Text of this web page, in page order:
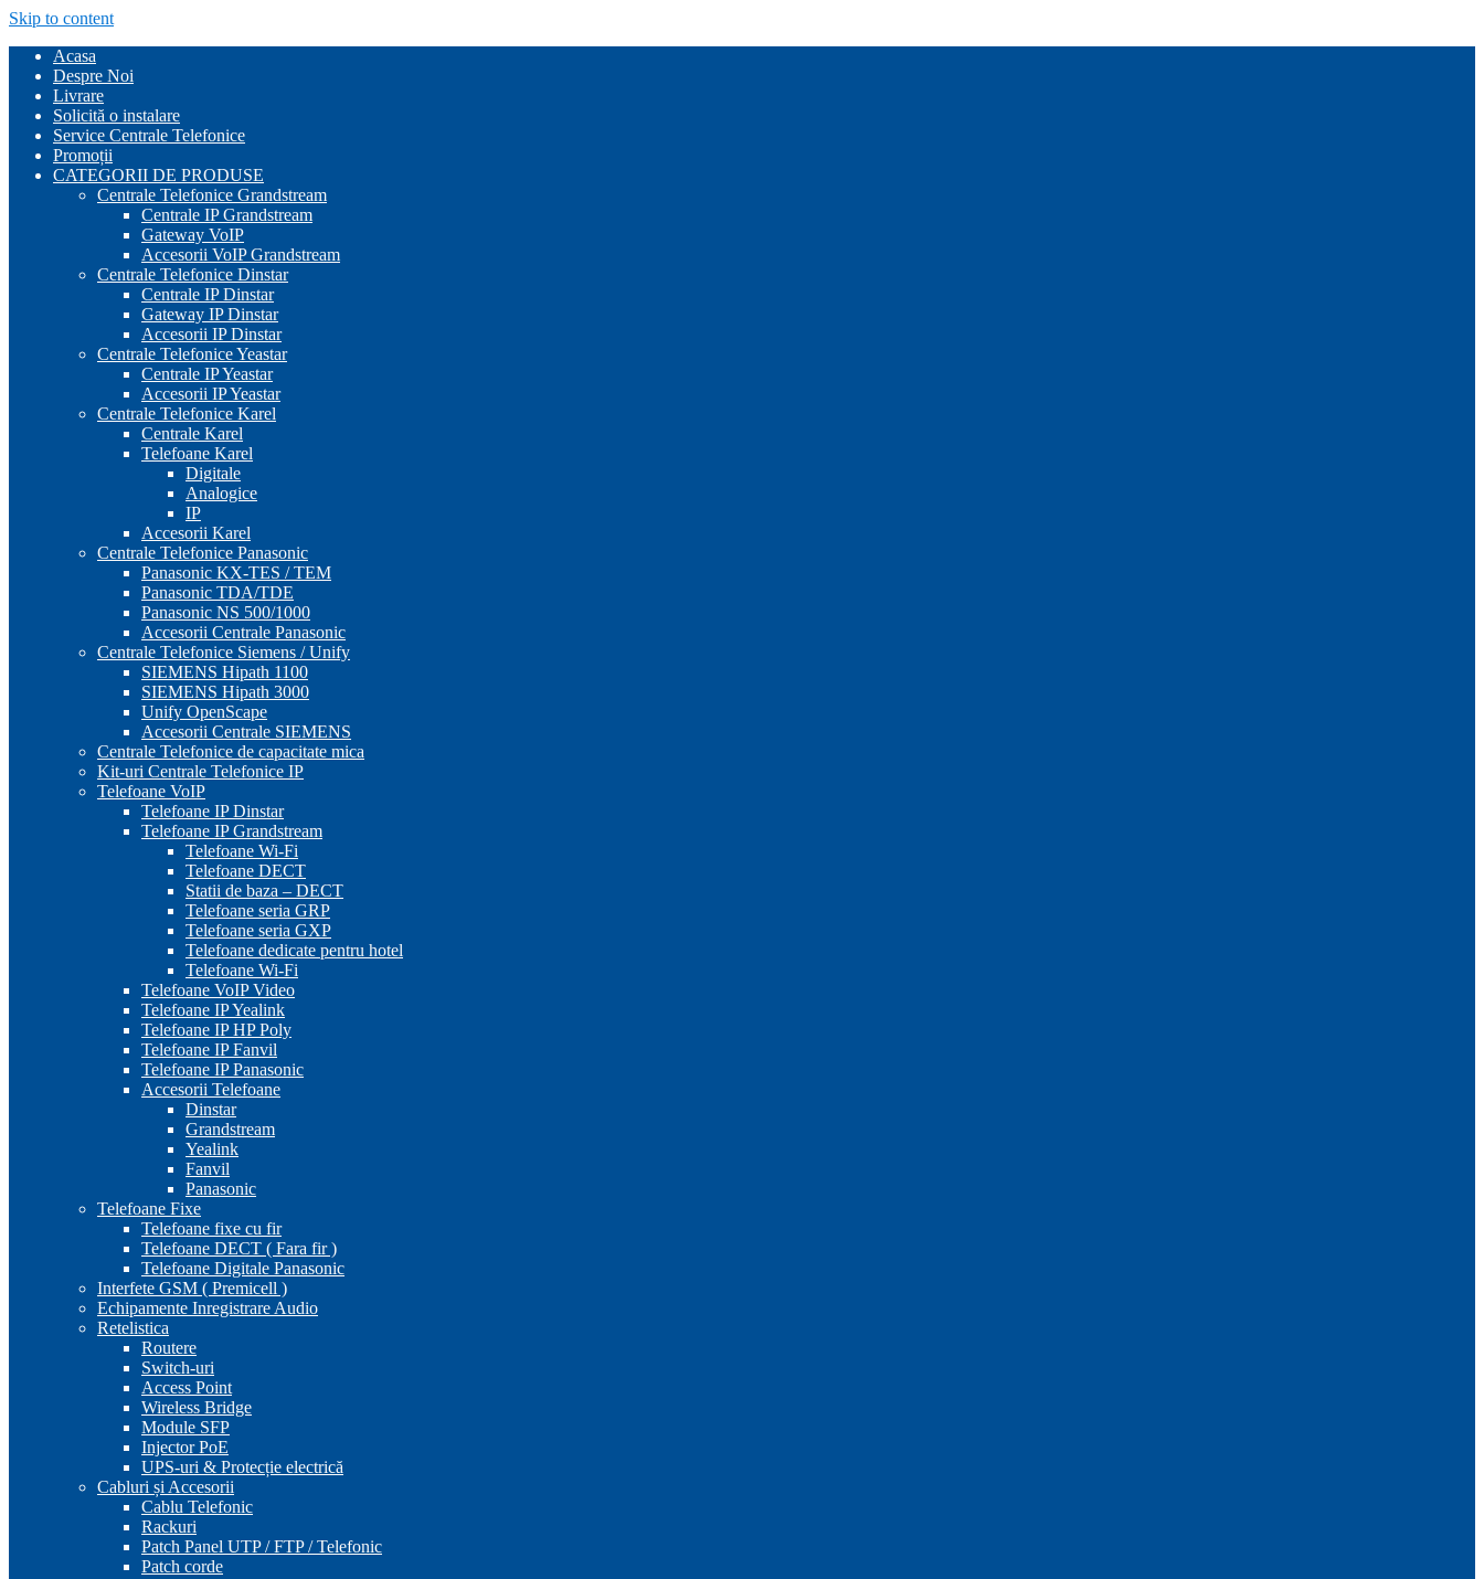
Skip to content
Acasa
Despre Noi
Livrare
Solicită o instalare
Service Centrale Telefonice
Promoții
CATEGORII DE PRODUSE
Centrale Telefonice Grandstream
Centrale IP Grandstream
Gateway VoIP
Accesorii VoIP Grandstream
Centrale Telefonice Dinstar
Centrale IP Dinstar
Gateway IP Dinstar
Accesorii IP Dinstar
Centrale Telefonice Yeastar
Centrale IP Yeastar
Accesorii IP Yeastar
Centrale Telefonice Karel
Centrale Karel
Telefoane Karel
Digitale
Analogice
IP
Accesorii Karel
Centrale Telefonice Panasonic
Panasonic KX-TES / TEM
Panasonic TDA/TDE
Panasonic NS 500/1000
Accesorii Centrale Panasonic
Centrale Telefonice Siemens / Unify
SIEMENS Hipath 1100
SIEMENS Hipath 3000
Unify OpenScape
Accesorii Centrale SIEMENS
Centrale Telefonice de capacitate mica
Kit-uri Centrale Telefonice IP
Telefoane VoIP
Telefoane IP Dinstar
Telefoane IP Grandstream
Telefoane Wi-Fi
Telefoane DECT
Statii de baza – DECT
Telefoane seria GRP
Telefoane seria GXP
Telefoane dedicate pentru hotel
Telefoane Wi-Fi
Telefoane VoIP Video
Telefoane IP Yealink
Telefoane IP HP Poly
Telefoane IP Fanvil
Telefoane IP Panasonic
Accesorii Telefoane
Dinstar
Grandstream
Yealink
Fanvil
Panasonic
Telefoane Fixe
Telefoane fixe cu fir
Telefoane DECT ( Fara fir )
Telefoane Digitale Panasonic
Interfete GSM ( Premicell )
Echipamente Inregistrare Audio
Retelistica
Routere
Switch-uri
Access Point
Wireless Bridge
Module SFP
Injector PoE
UPS-uri & Protecție electrică
Cabluri și Accesorii
Cablu Telefonic
Rackuri
Patch Panel UTP / FTP / Telefonic
Patch corde